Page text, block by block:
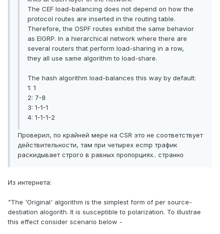
The CEF load-balancing does not depend on how the
protocol routes are inserted in the routing table.
Therefore, the OSPF routes exhibit the same behavior
as EIGRP. In a hierarchical network where there are
several routers that perform load-sharing in a row,
they all use same algorithm to load-share.
The hash algorithm load-balances this way by default:
1: 1
2: 7-8
3: 1-1-1
4: 1-1-1-2
Проверил, по крайней мере на CSR это не соответствует
действительности, там при четырех ecmp трафик
раскидывает строго в равных пропорциях.. странно
Из интернета:
"The 'Original' algorithm is the simplest form of per source-
destiation alogorith. It is susceptible to polarization. To illustrae
this effect consider scenario below -